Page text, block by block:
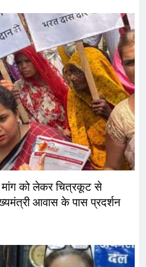
मांग को लेकर चित्रकूट से
आवास के पास प्रदर्शन